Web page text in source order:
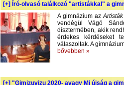
[+] Író-olvasó találkozó "artistákkal" a
A gimnázium az
vendégül Vágó
dísztermében, akik
érdekes kérdéseket
válaszoltak. A
bővebben »
[+] "Gimizuvizu 2020- avagy Mi újság a